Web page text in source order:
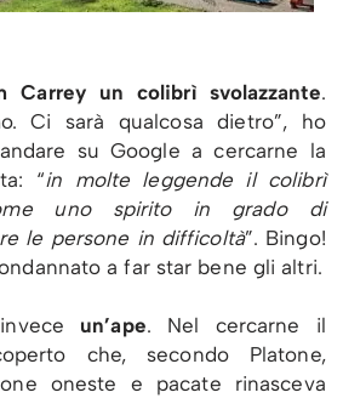
Carrey un colibrì svolazzante.
Ci sarà qualcosa dietro”, ho
su Google a cercarne la
“in molte leggende il colibrì
uno spirito in grado di
le persone in difficoltà”. Bingo!
a far star bene gli altri.
un’ape. Nel cercarne il
che, secondo Platone,
oneste e pacate rinasceva